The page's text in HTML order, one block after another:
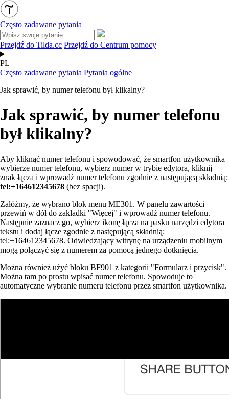
Często zadawane pytania
Przejdź do Tilda.cc Przejdź do Centrum pomocy
PL
Często zadawane pytania Pytania ogólne
Jak sprawić, by numer telefonu był klikalny?
Jak sprawić, by numer telefonu
był klikalny?
Aby kliknąć numer telefonu i spowodować, że smartfon użytkownika
wybierze numer telefonu, wybierz numer w trybie edytora, kliknij
znak łącza i wprowadź numer telefonu zgodnie z następującą składnią:
tel:+164612345678 (bez spacji).
Załóżmy, że wybrano blok menu ME301. W panelu zawartości
przewiń w dół do zakładki "Więcej" i wprowadź numer telefonu.
Następnie zaznacz go, wybierz ikonę łącza na pasku narzędzi edytora
tekstu i dodaj łącze zgodnie z następującą składnią:
tel:+164612345678. Odwiedzający witrynę na urządzeniu mobilnym
mogą połączyć się z numerem za pomocą jednego dotknięcia.
Można również użyć bloku BF901 z kategorii "Formularz i przycisk".
Można tam po prostu wpisać numer telefonu. Spowoduje to
automatyczne wybranie numeru telefonu przez smartfon użytkownika.